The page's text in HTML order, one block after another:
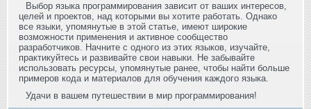
Выбор языка программирования зависит от ваших интересов,
целей и проектов, над которыми вы хотите работать. Однако
все языки, упомянутые в этой статье, имеют широкие
возможности применения и активное сообщество
разработчиков. Начните с одного из этих языков, изучайте,
практикуйтесь и развивайте свои навыки. Не забывайте
использовать ресурсы, упомянутые ранее, чтобы найти больше
примеров кода и материалов для обучения каждого языка.
Удачи в вашем путешествии в мир программирования!